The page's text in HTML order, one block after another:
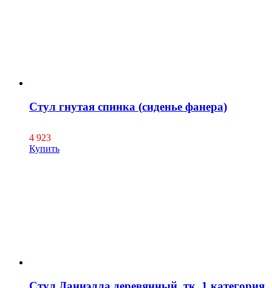
Стул гнутая спинка (сиденье фанера)
4 923
Купить